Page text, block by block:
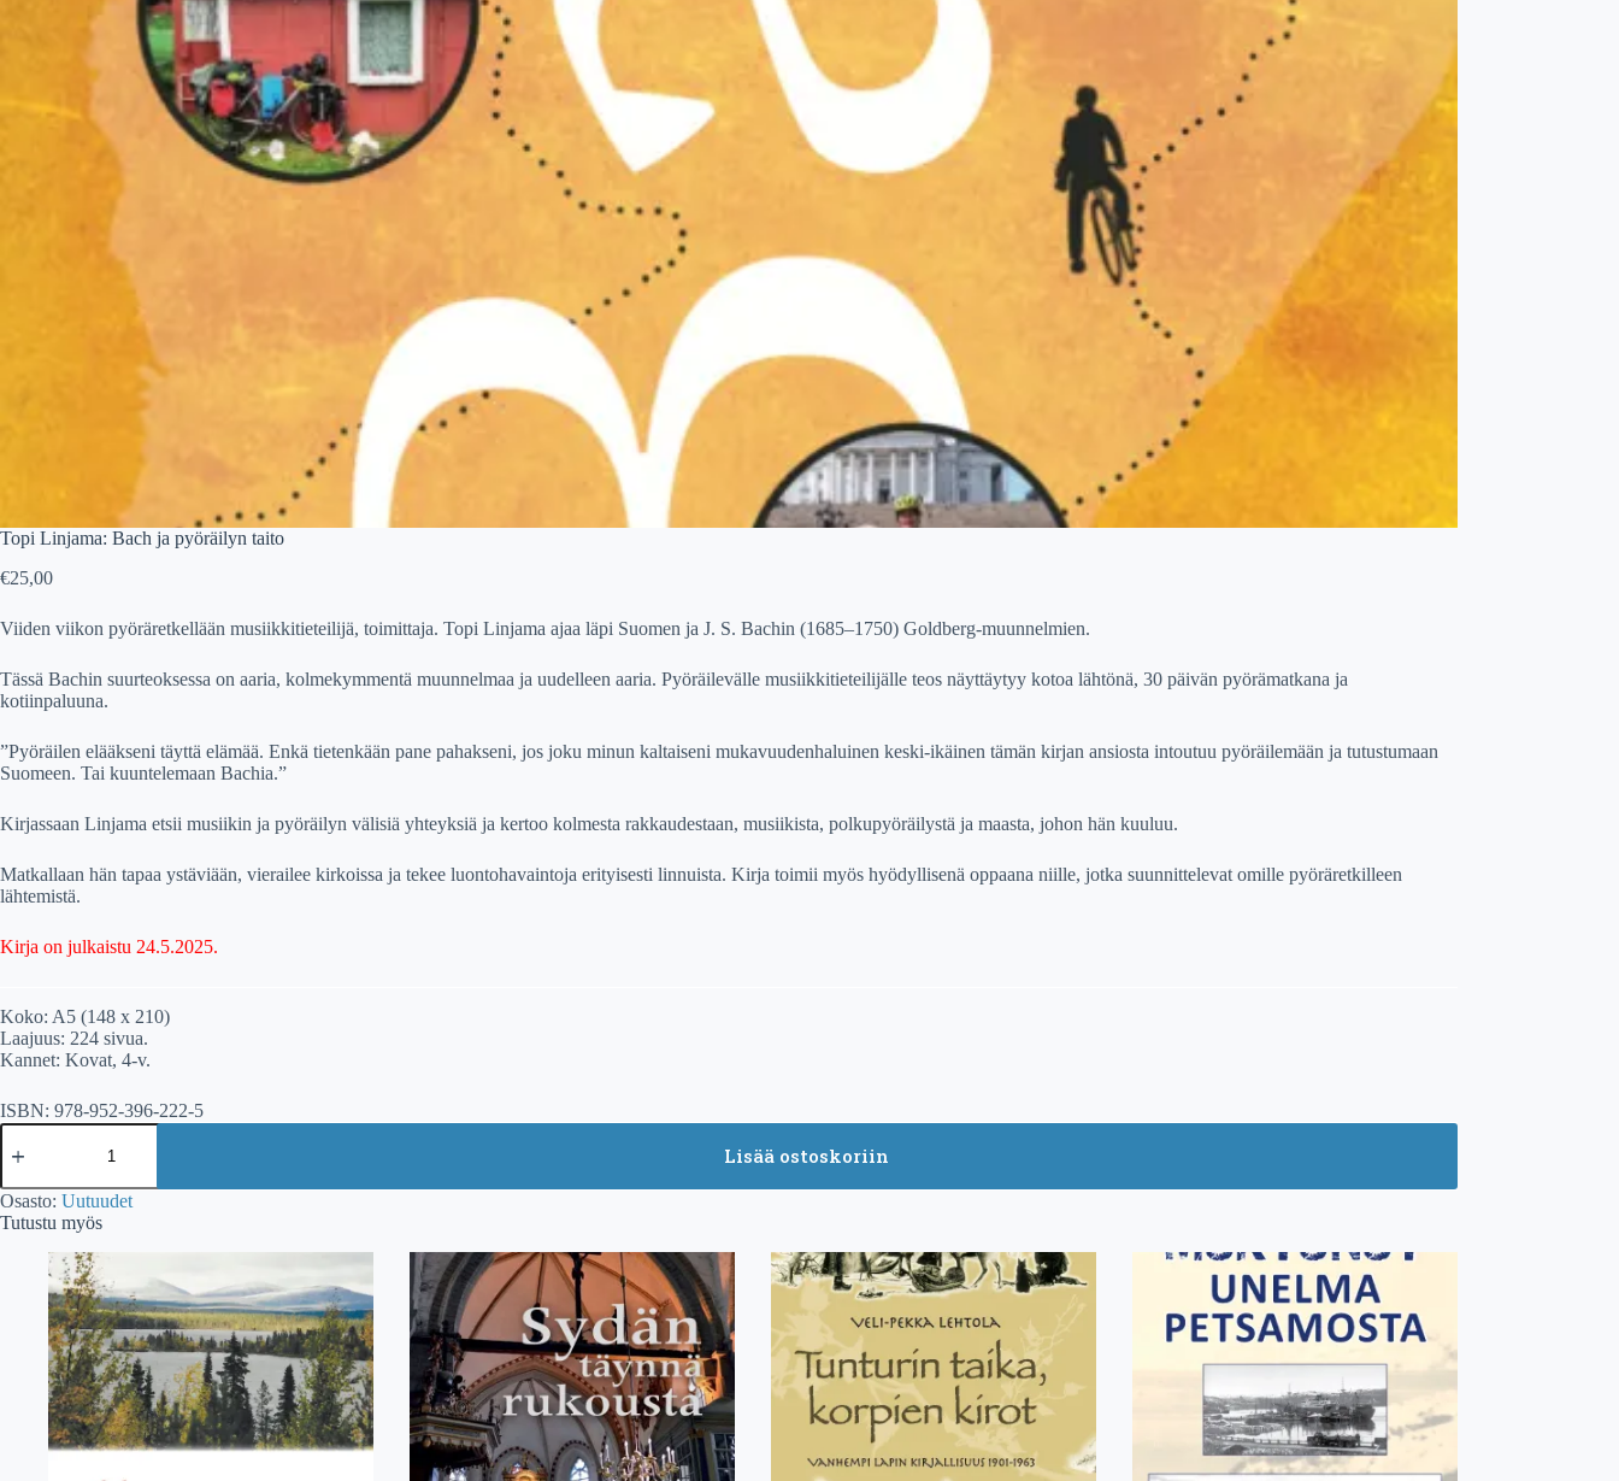
Topi Linjama: Bach ja pyöräilyn taito
€25,00
Viiden viikon pyöräretkellään musiikkitieteilijä, toimittaja. Topi Linjama ajaa läpi Suomen ja J. S. Bachin (1685–1750) Goldberg-muunnelmien.
Tässä Bachin suurteoksessa on aaria, kolmekymmentä muunnelmaa ja uudelleen aaria. Pyöräilevälle musiikkitieteilijälle teos näyttäytyy kotoa lähtönä, 30 päivän pyörämatkana ja
kotiinpaluuna.
”Pyöräilen elääkseni täyttä elämää. Enkä tietenkään pane pahakseni, jos joku minun kaltaiseni mukavuudenhaluinen keski-ikäinen tämän kirjan ansiosta intoutuu pyöräilemään ja tutustumaan
Suomeen. Tai kuuntelemaan Bachia.”
Kirjassaan Linjama etsii musiikin ja pyöräilyn välisiä yhteyksiä ja kertoo kolmesta rakkaudestaan, musiikista, polkupyöräilystä ja maasta, johon hän kuuluu.
Matkallaan hän tapaa ystäviään, vierailee kirkoissa ja tekee luontohavaintoja erityisesti linnuista. Kirja toimii myös hyödyllisenä oppaana niille, jotka suunnittelevat omille pyöräretkilleen
lähtemistä.
Kirja on julkaistu 24.5.2025.
Koko: A5 (148 x 210)
Laajuus: 224 sivua.
Kannet: Kovat, 4-v.
ISBN: 978-952-396-222-5
Topi
Linjama:
ja
pyöräilyn
taito
Lisää ostoskoriin
Osasto: Uutuudet
Tutustu myös